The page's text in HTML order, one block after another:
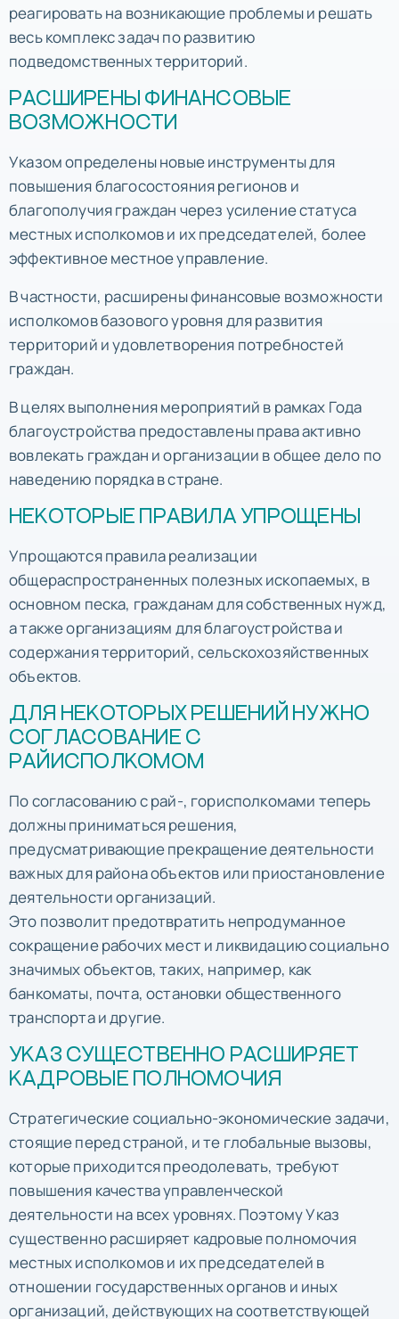
реагировать на возникающие проблемы и решать
весь комплекс задач по развитию
подведомственных территорий.
РАСШИРЕНЫ ФИНАНСОВЫЕ
ВОЗМОЖНОСТИ
Указом определены новые инструменты для
повышения благосостояния регионов и
благополучия граждан через усиление статуса
местных исполкомов и их председателей, более
эффективное местное управление.
В частности, расширены финансовые возможности
исполкомов базового уровня для развития
территорий и удовлетворения потребностей
граждан.
В целях выполнения мероприятий в рамках Года
благоустройства предоставлены права активно
вовлекать граждан и организации в общее дело по
наведению порядка в стране.
НЕКОТОРЫЕ ПРАВИЛА УПРОЩЕНЫ
Упрощаются правила реализации
общераспространенных полезных ископаемых, в
основном песка, гражданам для собственных нужд,
а также организациям для благоустройства и
содержания территорий, сельскохозяйственных
объектов.
ДЛЯ НЕКОТОРЫХ РЕШЕНИЙ НУЖНО
СОГЛАСОВАНИЕ С
РАЙИСПОЛКОМОМ
По согласованию с рай-, горисполкомами теперь
должны приниматься решения,
предусматривающие прекращение деятельности
важных для района объектов или приостановление
деятельности организаций.
Это позволит предотвратить непродуманное
сокращение рабочих мест и ликвидацию социально
значимых объектов, таких, например, как
банкоматы, почта, остановки общественного
транспорта и другие.
УКАЗ СУЩЕСТВЕННО РАСШИРЯЕТ
КАДРОВЫЕ ПОЛНОМОЧИЯ
Стратегические социально-экономические задачи,
стоящие перед страной, и те глобальные вызовы,
которые приходится преодолевать, требуют
повышения качества управленческой
деятельности на всех уровнях. Поэтому Указ
существенно расширяет кадровые полномочия
местных исполкомов и их председателей в
отношении государственных органов и иных
организаций, действующих на соответствующей